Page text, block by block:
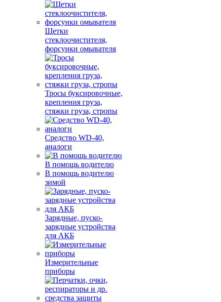
Щетки
стеклоочистителя,
форсунки омывателя
Тросы буксировочные,
крепления груза,
стяжки груза, стропы
Средство WD-40,
аналоги
В помощь водителю
В помощь водителю
зимой
Зарядные, пуско-
зарядные устройства
для АКБ
Измерительные
приборы